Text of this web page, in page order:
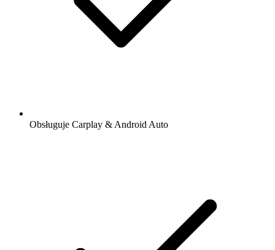
Obsługuje Carplay & Android Auto